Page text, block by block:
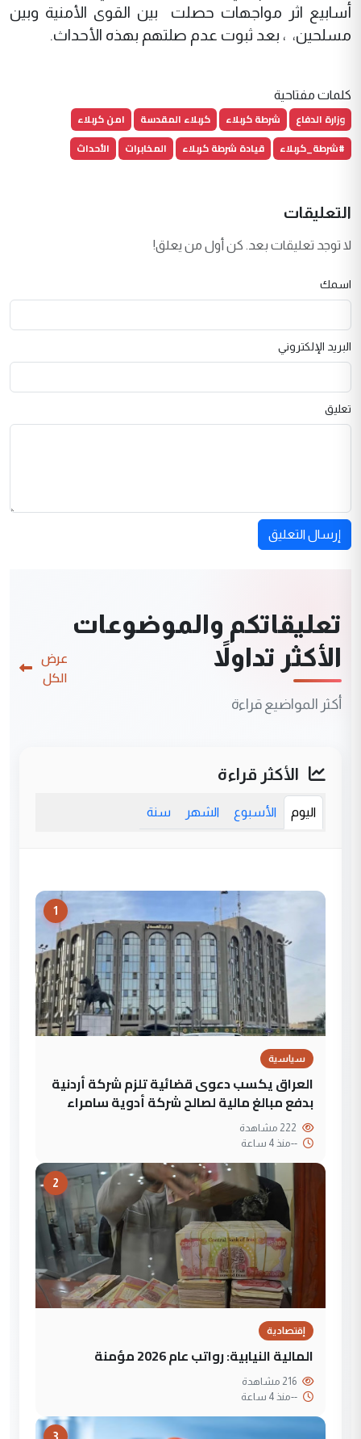
أسابيع اثر مواجهات حصلت بين القوى الأمنية وبين
مسلحين، ، بعد ثبوت عدم صلتهم بهذه الأحداث.
كلمات مفتاحية
وزارة الدفاع شرطة كربلاء كربلاء المقدسة
امن كربلاء
#شرطة_كربلاء
قيادة شرطة كربلاء المخابرات الأحداث
التعليقات
لا توجد تعليقات بعد. كن أول من يعلق!
اسمك
البريد الإلكتروني
تعليق
إرسال التعليق
تعليقاتكم والموضوعات
الأكثر تداولاً
أكثر المواضيع قراءة
عرض
الكل
الأكثر قراءة
اليوم الأسبوع الشهر سنة
1
سياسية
العراق يكسب دعوى قضائية تلزم شركة أردنية
بدفع مبالغ مالية لصالح شركة أدوية سامراء
--منذ 4 ساعة
2
إقتصادية
المالية النيابية: رواتب عام 2026 مؤمنة
--منذ 4 ساعة
3